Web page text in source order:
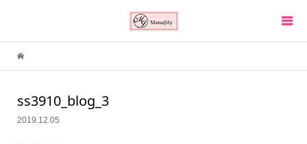
ss3910_blog_3
2019.12.05